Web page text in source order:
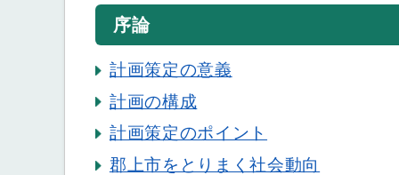
序論
計画策定の意義
計画の構成
計画策定のポイント
郡上市をとりまく社会動向